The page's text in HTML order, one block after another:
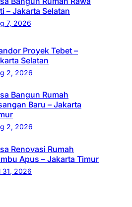
– Jakarta Selatan
7, 2026
Proyek Tebet –
Selatan
2, 2026
Bangun Rumah
Baru – Jakarta
2, 2026
Renovasi Rumah
Apus – Jakarta Timur
31, 2026